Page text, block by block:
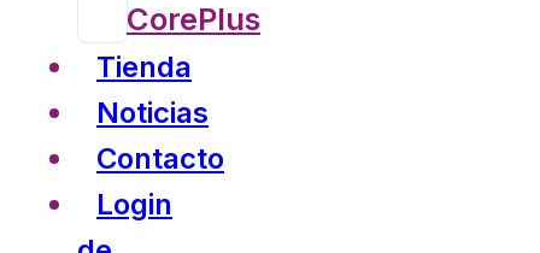
CorePlus
Tienda
Noticias
Contacto
Login